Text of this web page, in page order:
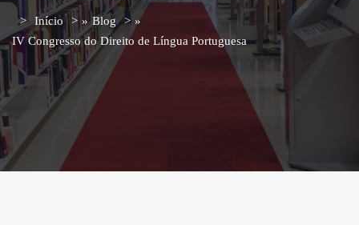
Início » Blog
»
IV Congresso do Direito de Língua Portuguesa